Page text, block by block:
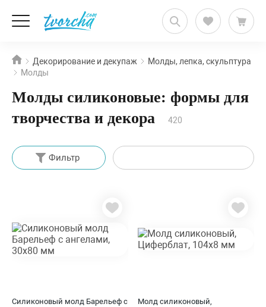
Декорирование и декупаж
Молды, лепка, скульптура
Молды
Молды силиконовые: формы для
творчества и декора
420
Фильтр
Силиконовый молд Барельеф с
Молд силиконовый,